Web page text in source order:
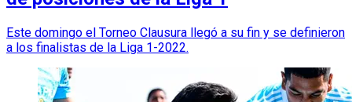
Este domingo el Torneo Clausura llegó a su fin y se definieron
a los finalistas de la Liga 1-2022.